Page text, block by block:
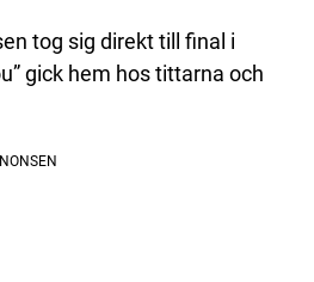
tog sig direkt till final i
gick hem hos tittarna och